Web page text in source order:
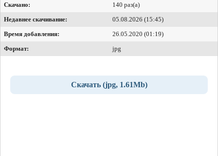
Скачано:
140 раз(а)
Недавнее скачивание:
05.08.2026 (15:45)
Время добавления:
26.05.2020 (01:19)
Формат:
jpg
Скачать (jpg, 1.61Mb)